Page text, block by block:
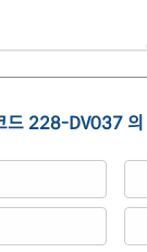
드 228-DV037 의